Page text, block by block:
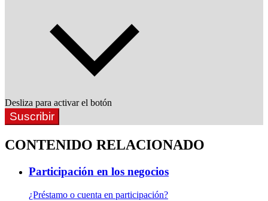
Desliza para activar el botón
Suscribir
CONTENIDO RELACIONADO
Participación en los negocios
¿Préstamo o cuenta en participación?